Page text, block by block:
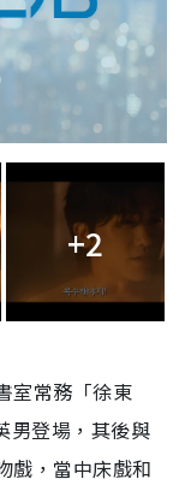
+2
室常務「徐東
男登場，其後與
戲，當中床戲和